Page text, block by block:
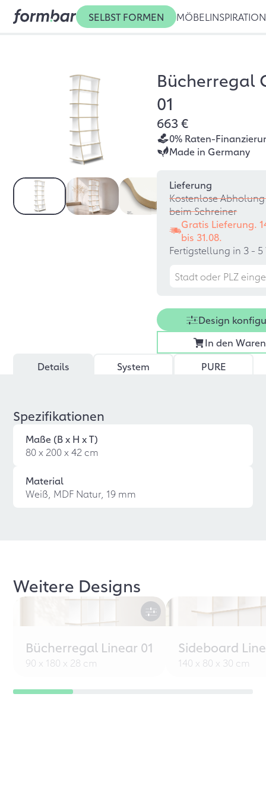
SELBST FORMEN MÖBEL INSPIRATION
Bücherregal
01
663 €
0% Raten-
Made in Germany
Lieferung
Kostenlose
beim Schreiner
Gratis Lieferung.
bis 31.08.
Fertigstellung in 3 -
Design
In den
Details
System PURE
Spezifikationen
Maße (B x H x T)
80 x 200 x 42 cm
Material
Weiß, MDF Natur, 19 mm
Weitere Designs
Bücherregal Linear 01
90 x 180 x 28 cm
Sideboard
140 x 80 x 30 cm